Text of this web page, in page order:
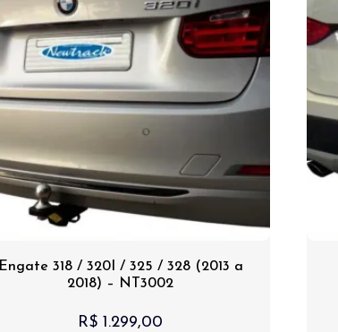
Engate 318 / 320I / 325 / 328 (2013 a
2018) – NT3002
R$ 1.299,00